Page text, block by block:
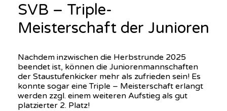
SVB – Triple-
Meisterschaft der Junioren
Nachdem inzwischen die Herbstrunde 2025
beendet ist, können die Juniorenmannschaften
der Staustufenkicker mehr als zufrieden sein! Es
konnte sogar eine Triple – Meisterschaft erlangt
werden zzgl. einem weiteren Aufstieg als gut
platzierter 2. Platz!